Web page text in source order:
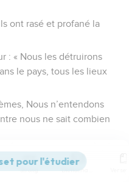
ont rasé et profané la
: « Nous les détruirons
le pays, tous les lieux
Nous n’entendons
nous ne sait combien
l’adversaire insultera-
sans cesse outrager ton
Strong